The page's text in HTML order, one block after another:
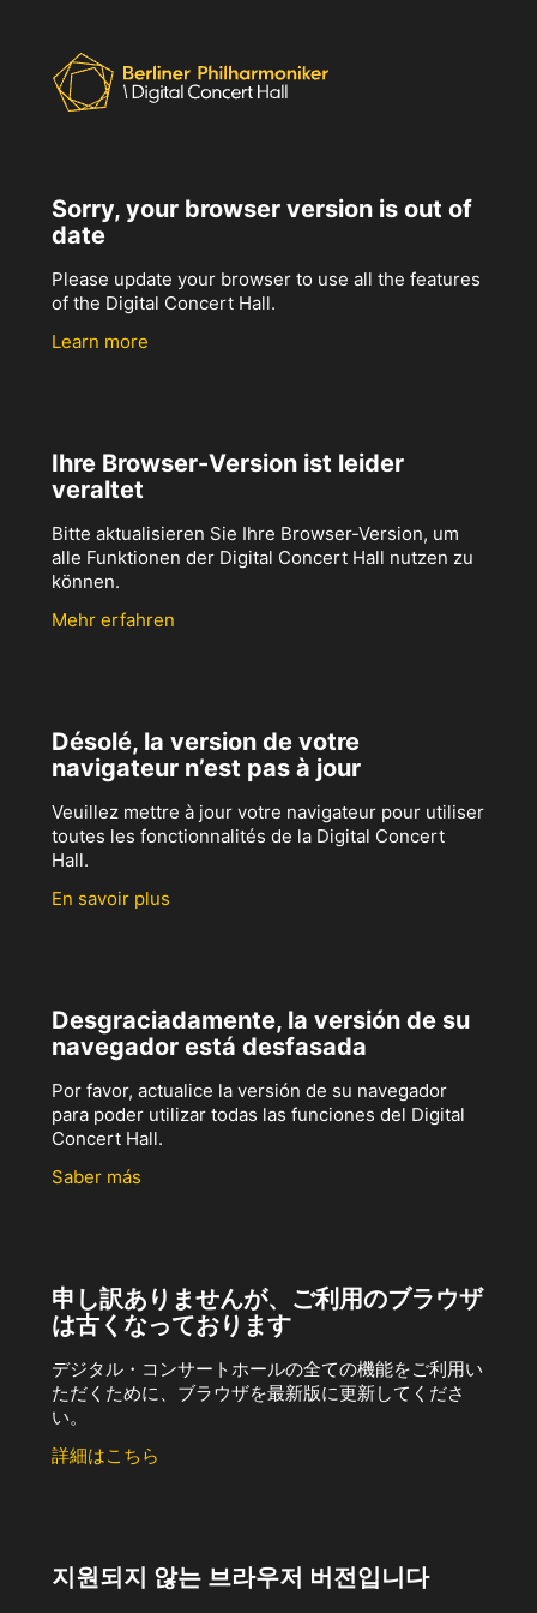
Sorry, your browser version is out of
date
Please update your browser to use all the features
of the Digital Concert Hall.
Learn more
Ihre Browser-Version ist leider
veraltet
Bitte aktualisieren Sie Ihre Browser-Version, um
alle Funktionen der Digital Concert Hall nutzen zu
können.
Mehr erfahren
Désolé, la version de votre
navigateur n’est pas à jour
Veuillez mettre à jour votre navigateur pour utiliser
toutes les fonctionnalités de la Digital Concert
Hall.
En savoir plus
Desgraciadamente, la versión de su
navegador está desfasada
Por favor, actualice la versión de su navegador
para poder utilizar todas las funciones del Digital
Concert Hall.
Saber más
申し訳ありませんが、ご利用のブラウザ
は古くなっております
デジタル・コンサートホールの全ての機能をご利用い
ただくために、ブラウザを最新版に更新してくださ
い。
詳細はこちら
지원되지 않는 브라우저 버전입니다